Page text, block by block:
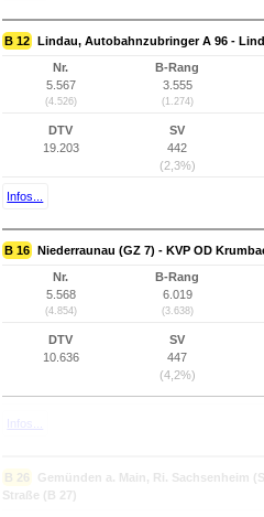
B 12 Lindau, Autobahnzubringer A 96 -
Nr.
5.567
(4.526)
B-Rang
3.555
(1.274)
DTV
19.203
SV
442
(2,3%)
Infos...
B 16 Niederraunau (GZ 7) - KVP OD
Nr.
5.568
(4.854)
B-Rang
6.019
(3.638)
DTV
10.636
SV
447
(4,2%)
Infos...
B 26
Gemünden a. Main, Ri. Sachsenheim
Straße (B 27)